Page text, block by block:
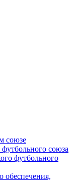
союзе
союза
футбольного
обеспечения,